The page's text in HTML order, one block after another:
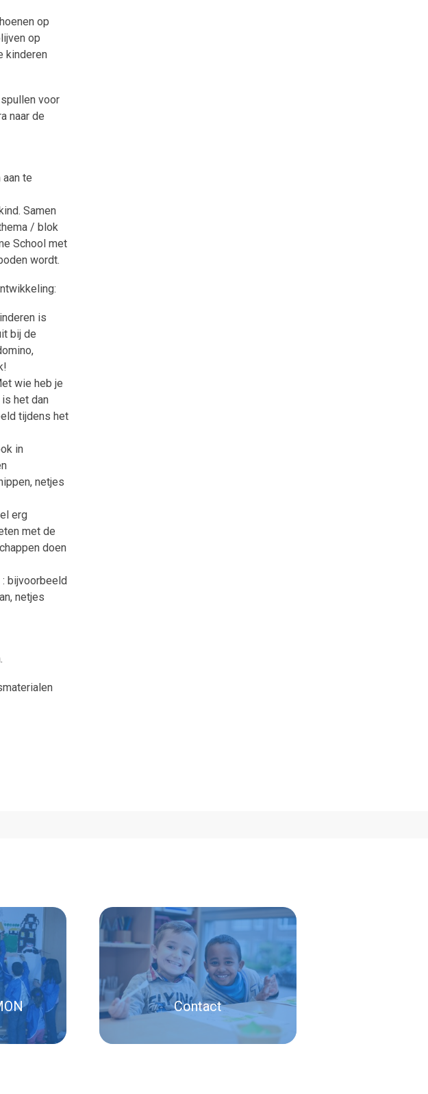
op
op
kinderen
voor
naar de
te
Samen
/ blok
School met
wordt.
is
bij de
wie heb je
het dan
tijdens het
in
netjes
erg
met de
doen
bijvoorbeeld
netjes
Contact